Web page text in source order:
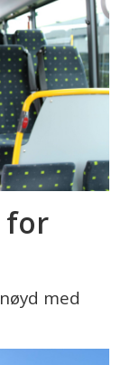
for
med